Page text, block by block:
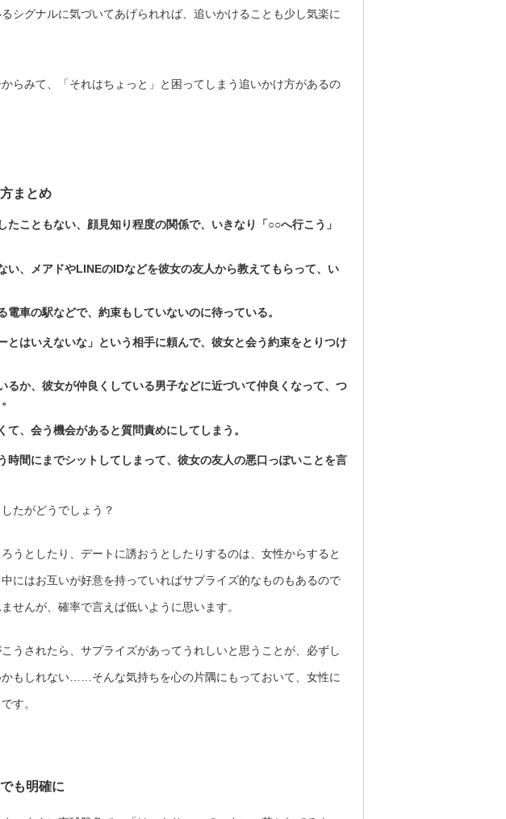
シグナルに気づいてあげられれば、追いかけることも少し気楽に
らみて、「それはちょっと」と困ってしまう追いかけ方があるの
まとめ
たこともない、顔見知り程度の関係で、いきなり「○○へ行こう」
い、メアドやLINEのIDなどを彼女の友人から教えてもらって、い
車の駅などで、約束もしていないのに待っている。
とはいえないな」という相手に頼んで、彼女と会う約束をとりつけ
るか、彼女が仲良くしている男子などに近づいて仲良くなって、つ
、会う機会があると質問責めにしてしまう。
時間にまでシットしてしまって、彼女の友人の悪口っぽいことを言
たがどうでしょう？
うとしたり、デートに誘おうとしたりするのは、女性からすると
にはお互いが好意を持っていればサプライズ的なものもあるので
せんが、確率で言えば低いように思います。
うされたら、サプライズがあってうれしいと思うことが、必ずし
もしれない……そんな気持ちを心の片隅にもっておいて、女性に
す。
も明確に